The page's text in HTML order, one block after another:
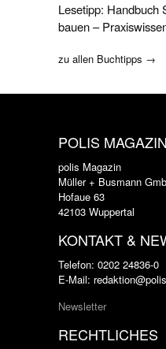
Lesetipp: Handbuch
bauen –
zu allen Buchtipps →
POLIS MAGAZIN
polis Magazin
Müller + Busmann
Hofaue 63
42103 Wuppertal
KONTAKT &
Telefon: 0202 24836-0
E-Mail:
Newsletter
RECHTLICHES